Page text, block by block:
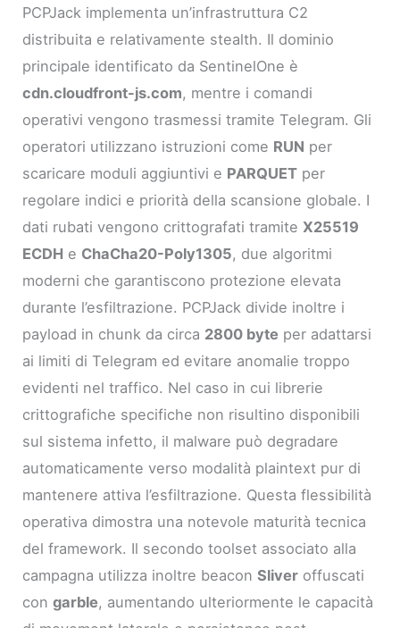
PCPJack implementa un’infrastruttura C2
distribuita e relativamente stealth. Il dominio
principale identificato da SentinelOne è
cdn.cloudfront-js.com, mentre i comandi
operativi vengono trasmessi tramite Telegram. Gli
operatori utilizzano istruzioni come RUN per
scaricare moduli aggiuntivi e PARQUET per
regolare indici e priorità della scansione globale. I
dati rubati vengono crittografati tramiteX25519
ECDH e ChaCha20-Poly1305, due algoritmi
moderni che garantiscono protezione elevata
durante l’esfiltrazione. PCPJack divide inoltre i
payload in chunk da circa 2800 byte per adattarsi
ai limiti di Telegram ed evitare anomalie troppo
evidenti nel traffico. Nel caso in cui librerie
crittografiche specifiche non risultino disponibili
sul sistema infetto, il malware può degradare
automaticamente verso modalità plaintext pur di
mantenere attiva l’esfiltrazione. Questa flessibilità
operativa dimostra una notevole maturità tecnica
del framework. Il secondo toolset associato alla
campagna utilizza inoltre beaconSliver offuscati
congarble, aumentando ulteriormente le capacità